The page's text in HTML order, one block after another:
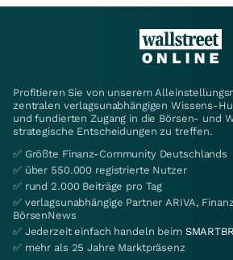
Profitieren Sie von unserem
zentralen verlagsunabhängigen Wissens-
und fundierten Zugang in die Börsen- und
strategische Entscheidungen zu treffen.
✅ Größte Finanz-Community Deutschlands
✅ über 550.000 registrierte Nutzer
✅ rund 2.000 Beiträge pro Tag
✅ verlagsunabhängige Partner ARIVA,
BörsenNews
✅ Jederzeit einfach handeln beim
✅ mehr als 25 Jahre Marktpräsenz